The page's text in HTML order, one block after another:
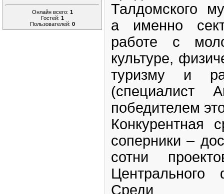
Онлайн всего: 1
Гостей: 1
Пользователей: 0
Талдомского
а именно
работе с
культуре,
туризму и
(специалист
победителем
Конкурентная
соперники –
сотни
Центрального
Среди